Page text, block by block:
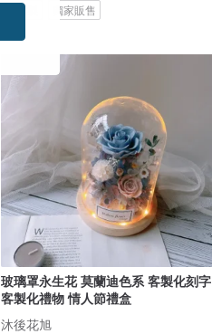
可客製 獨家販售
玻璃罩永生花 莫蘭迪色系 客製化刻字
客製化禮物 情人節禮盒
沐後花旭